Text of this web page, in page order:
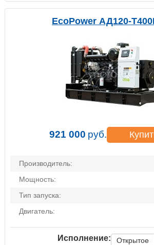
EcoPower АД120-
921 000 руб.
Производитель:
Мощность:
Тип запуска:
Двигатель:
Исполнение: Открытое